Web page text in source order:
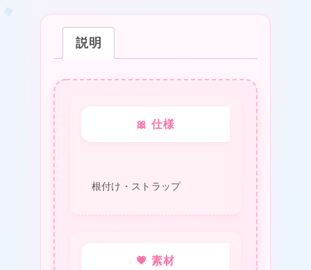
プ
①）
説明
🎀 仕様
根付け・ストラップ
💗 素材